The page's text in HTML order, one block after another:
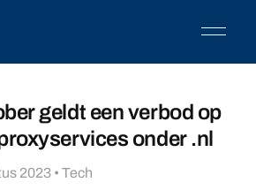
geldt een verbod op
onder .nl
2023 • Tech